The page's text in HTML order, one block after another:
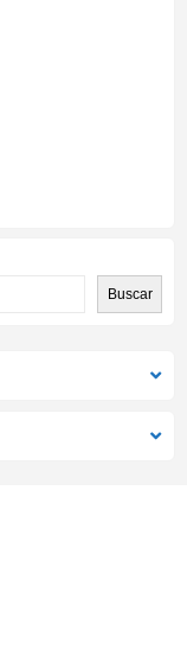
Buscar